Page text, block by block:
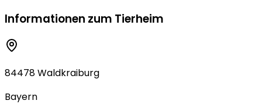
Informationen zum Tierheim
84478 Waldkraiburg
Bayern